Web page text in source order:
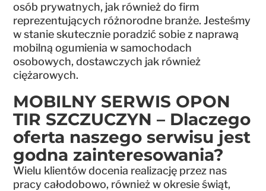
osób prywatnych, jak również do firm
reprezentujących różnorodne branże. Jesteśmy
w stanie skutecznie poradzić sobie z naprawą
mobilną ogumienia w samochodach
osobowych, dostawczych jak również
ciężarowych.
MOBILNY SERWIS OPON
TIR SZCZUCZYN – Dlaczego
oferta naszego serwisu jest
godna zainteresowania?
Wielu klientów docenia realizację przez nas
pracy całodobowo, również w okresie świąt,